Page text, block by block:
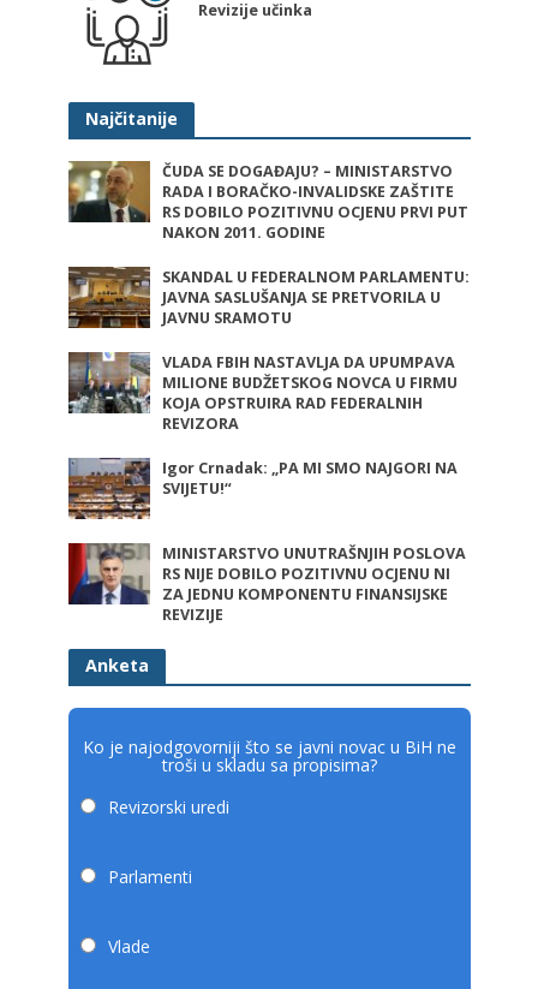
Revizije učinka
Najčitanije
ČUDA SE DOGAĐAJU? – MINISTARSTVO
RADA I BORAČKO-INVALIDSKE ZAŠTITE
RS DOBILO POZITIVNU OCJENU PRVI PUT
NAKON 2011. GODINE
SKANDAL U FEDERALNOM PARLAMENTU:
JAVNA SASLUŠANJA SE PRETVORILA U
JAVNU SRAMOTU
VLADA FBIH NASTAVLJA DA UPUMPAVA
MILIONE BUDŽETSKOG NOVCA U FIRMU
KOJA OPSTRUIRA RAD FEDERALNIH
REVIZORA
Igor Crnadak: „PA MI SMO NAJGORI NA
SVIJETU!“
MINISTARSTVO UNUTRAŠNJIH POSLOVA
RS NIJE DOBILO POZITIVNU OCJENU NI
ZA JEDNU KOMPONENTU FINANSIJSKE
REVIZIJE
Anketa
Ko je najodgovorniji što se javni novac u BiH ne
troši u skladu sa propisima?
Revizorski uredi
Parlamenti
Vlade